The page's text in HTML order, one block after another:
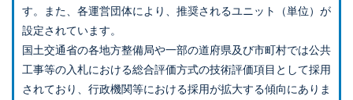
す。また、各運営団体により、推奨されるユニット（単位）が
設定されています。
国土交通省の各地方整備局や一部の道府県及び市町村では公共
工事等の入札における総合評価方式の技術評価項目として採用
されており、行政機関等における採用が拡大する傾向にありま